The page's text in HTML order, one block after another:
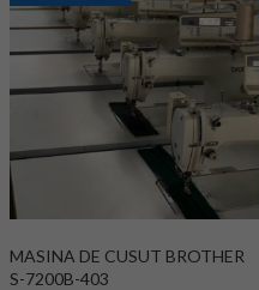
MASINA DE CUSUT BROTHER
S-7200B-403